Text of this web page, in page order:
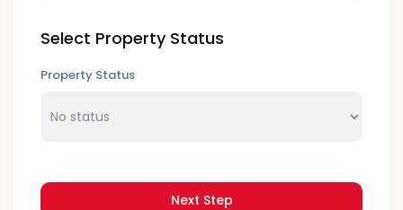
Select Property Status
Property Status
Next Step